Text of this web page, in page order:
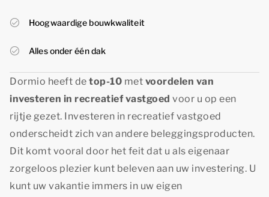
Hoogwaardige bouwkwaliteit
Alles onder één dak
Dormio heeft de top-10 met voordelen van
investeren in recreatief vastgoed voor u op een
rijtje gezet. Investeren in recreatief vastgoed
onderscheidt zich van andere beleggingsproducten.
Dit komt vooral door het feit dat u als eigenaar
zorgeloos plezier kunt beleven aan uw investering. U
kunt uw vakantie immers in uw eigen